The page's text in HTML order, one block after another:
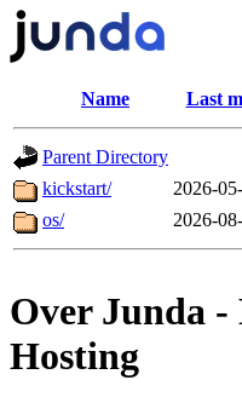
Name Last
Parent Directory
kickstart/
2026-
os/
2026-
Over Junda -
Hosting